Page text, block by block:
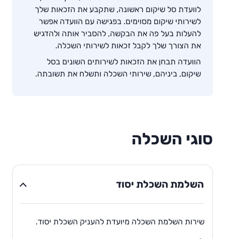
לוועדת סל שיקום ראשונה, שתקבע את הזכאות שלך
לשירותי שיקום מסוימים. בפגישה עם הוועדה אפשר
להעלות בעל פה את הבקשה, להסביר אותה ולהדגיש
את הצורך שלך לקבל זכאות לשירותי השכלה.
הוועדה תבחן את הזכאות לשירותים השונים בסל
שיקום, ביניהם, שירותי השכלה ותשלח את תשובתה.
סוגי השכלה
השלמת השכלת יסוד
שירות השלמת השכלה מיועדת להעניק השכלת יסוד.